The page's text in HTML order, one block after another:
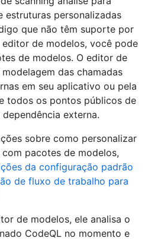
estruturas personalizadas
que não têm suporte por
de modelos, você pode
de modelos. O editor de
das chamadas
em seu aplicativo ou pela
todos os pontos públicos de
externa.
sobre como personalizar
pacotes de modelos,
da configuração padrão
de fluxo de trabalho para
de modelos, ele analisa o
CodeQL no momento e